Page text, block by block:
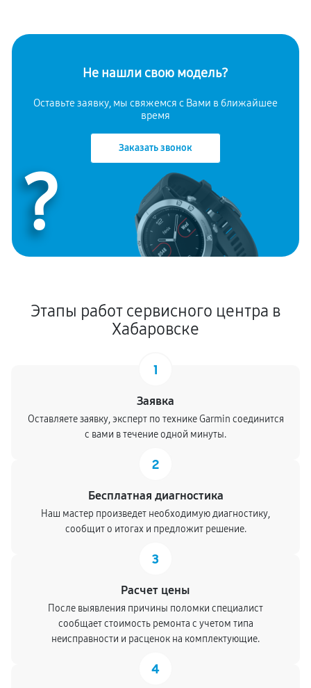
Не нашли свою модель?
Оставьте заявку, мы свяжемся с Вами в ближайшее
время
Заказать звонок
?
Этапы работ сервисного центра в
Хабаровске
1
Заявка
Оставляете заявку, эксперт по технике Garmin соединится
с вами в течение одной минуты.
2
Бесплатная диагностика
Наш мастер произведет необходимую диагностику,
сообщит о итогах и предложит решение.
3
Расчет цены
После выявления причины поломки специалист
сообщает стоимость ремонта с учетом типа
неисправности и расценок на комплектующие.
4